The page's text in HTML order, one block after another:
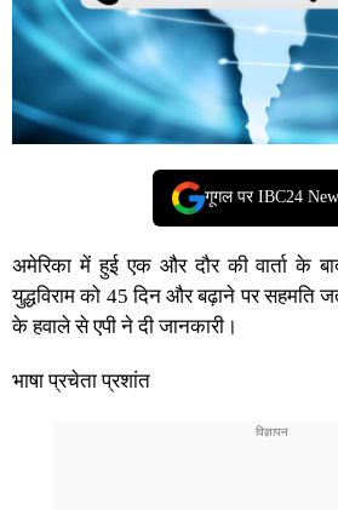
गूगल पर IBC24
अमेरिका में हुई एक और दौर की वार्ता के
युद्धविराम को 45 दिन और बढ़ाने पर सहमति
के हवाले से एपी ने दी जानकारी।
भाषा प्रचेता प्रशांत